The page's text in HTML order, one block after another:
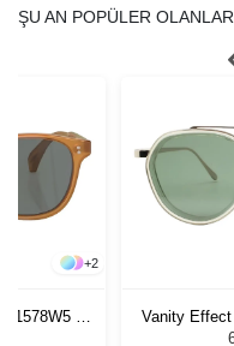
ŞU AN POPÜLER OLANLAR
+2
1578W5 53
Vanity Effect